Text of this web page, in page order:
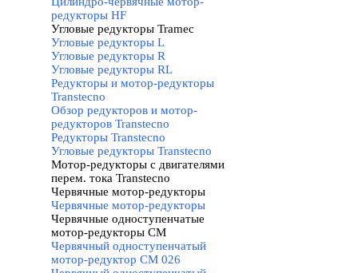
редукторы HF
Угловые редукторы Tramec
Угловые редукторы L
Угловые редукторы R
Угловые редукторы RL
Редукторы и мотор-редукторы
Transtecno
Обзор редукторов и мотор-
редукторов Transtecno
Редукторы Transtecno
Угловые редукторы Transtecno
Мотор-редукторы с двигателями
перем. тока Transtecno
Червячные мотор-редукторы
Червячные мотор-редукторы
Червячные одноступенчатые
мотор-редукторы CM
Червячный одноступенчатый
мотор-редуктор CM 026